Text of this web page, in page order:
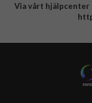
Integritetspolicy
Via vårt hjälpcenter